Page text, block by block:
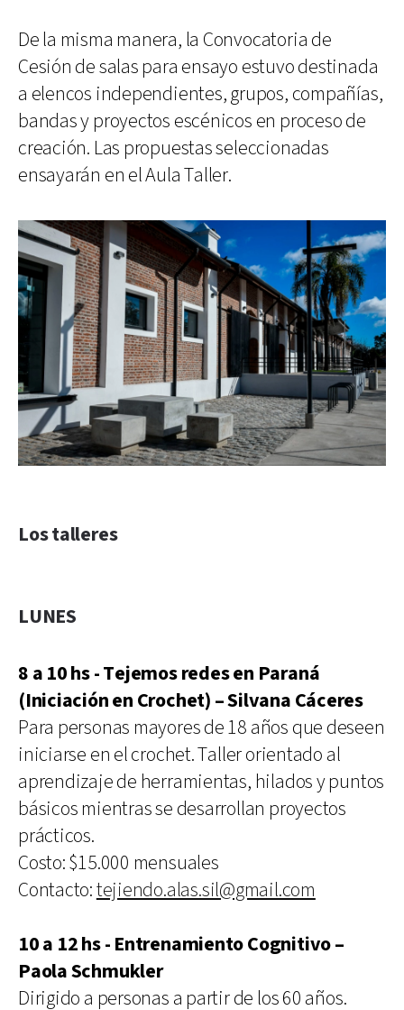
De la misma manera, la Convocatoria de
Cesión de salas para ensayo estuvo destinada
a elencos independientes, grupos, compañías,
bandas y proyectos escénicos en proceso de
creación. Las propuestas seleccionadas
ensayarán en el Aula Taller.
Los talleres
LUNES
8 a 10 hs - Tejemos redes en Paraná
(Iniciación en Crochet) – Silvana Cáceres
Para personas mayores de 18 años que deseen
iniciarse en el crochet. Taller orientado al
aprendizaje de herramientas, hilados y puntos
básicos mientras se desarrollan proyectos
prácticos.
Costo: $15.000 mensuales
Contacto:tejiendo.alas.sil@gmail.com
10 a 12 hs - Entrenamiento Cognitivo –
Paola Schmukler
Dirigido a personas a partir de los 60 años.